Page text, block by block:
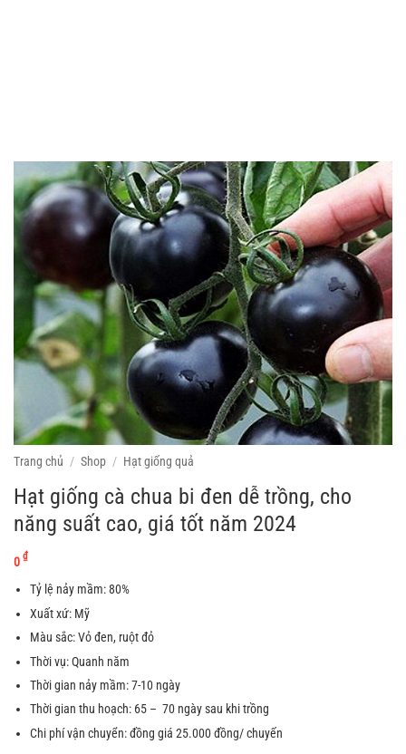
Trang chủ / Shop / Hạt giống quả
Hạt giống cà chua bi đen dễ trồng, cho
năng suất cao, giá tốt năm 2024
0 ₫
Tỷ lệ nảy mầm: 80%
Xuất xứ: Mỹ
Màu sắc: Vỏ đen, ruột đỏ
Thời vụ: Quanh năm
Thời gian nảy mầm: 7-10 ngày
Thời gian thu hoạch: 65 – 70 ngày sau khi trồng
Chi phí vận chuyển: đồng giá 25.000 đồng/ chuyến